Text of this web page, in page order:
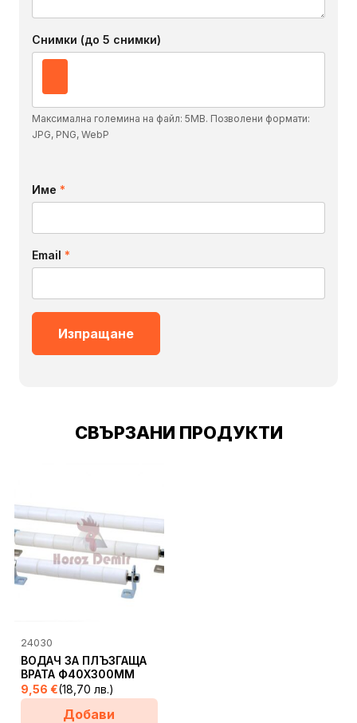
Снимки (до 5 снимки)
Максимална големина на файл: 5MB. Позволени формати:
JPG, PNG, WebP
Име *
Email *
СВЪРЗАНИ ПРОДУКТИ
24030
ВОДАЧ ЗА ПЛЪЗГАЩА
ВРАТА Ф40Х300ММ
9,56 €(18,70 лв.)
Добави